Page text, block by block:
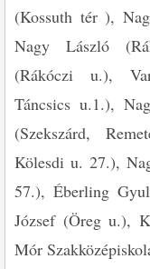
(Kossuth tér ),
Nagy László
(Rákóczi u.),
Táncsics u.1.),
(Szekszárd,
Kölesdi u. 27.),
57.), Éberling
József (Öreg u.),
Mór